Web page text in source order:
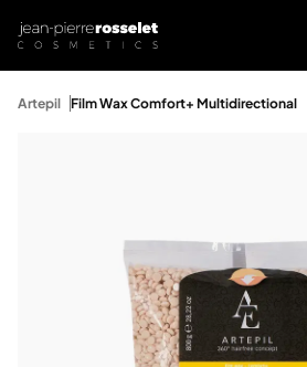
Artepil Film Wax Comfort+ Multidirectional